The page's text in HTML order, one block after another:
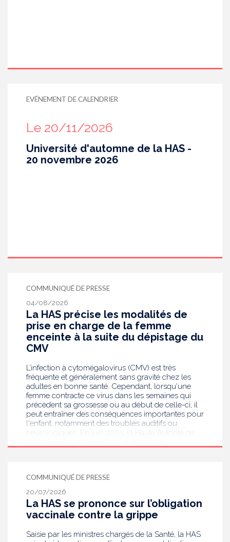
EVÉNEMENT DE CALENDRIER
Le 20/11/2026
Université d'automne de la HAS -
20 novembre 2026
COMMUNIQUÉ DE PRESSE
04/08/2026
La HAS précise les modalités de
prise en charge de la femme
enceinte à la suite du dépistage du
CMV
L’infection à cytomégalovirus (CMV) est très
fréquente et généralement sans gravité chez les
adultes en bonne santé. Cependant, lorsqu'une
femme contracte ce virus dans les semaines qui
précèdent sa grossesse ou au début de celle-ci, il
peut entraîner des conséquences importantes pour
l'enfant, notamment des troubles auditifs ou
publie aujourd’hui des recommandations de
bonnes pratiques pour guider les professionnels
de santé dans la prise en charge des femmes
enceintes à la suite de ce dépistage. Objectif :
réduire les risques de transmission au futur bébé.
COMMUNIQUÉ DE PRESSE
20/07/2026
La HAS se prononce sur l’obligation
vaccinale contre la grippe
Saisie par les ministres chargés de la Santé, la HAS